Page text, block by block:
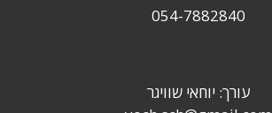
054-7882840
עורך: יוחאי שוויגר